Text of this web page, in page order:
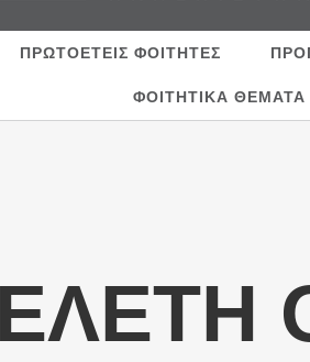
ΠΡΩΤΟΕΤΕΙΣ ΦΟΙΤΗΤΕΣ
ΦΟΙΤΗΤΙΚΑ ΘΕΜΑΤΑ